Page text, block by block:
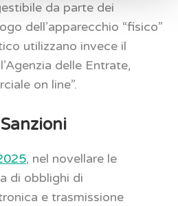
da parte dei
dell’apparecchio “fisico”
utilizzano invece il
delle Entrate,
on line”.
, nel novellare le
di obblighi di
e trasmissione